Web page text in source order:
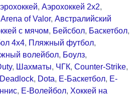
, Аэрохоккей 2x2,
Arena of Valor, Австралийский
с мячом, Бейсбол, Баскетбол,
4x4, Пляжный футбол,
волейбол, Боулз,
, Шахматы, ЧГК, Counter-Strike,
Deadlock, Dota, Е-Баскетбол, Е-
, Е-Волейбол, Хоккей на